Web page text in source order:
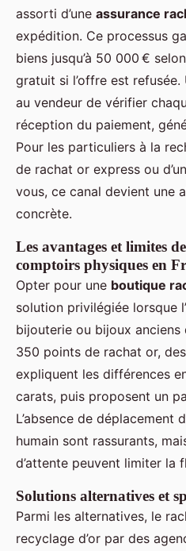
assorti d’une assurance
expédition. Ce processus
biens jusqu’à 50 000 €
gratuit si l’offre est
au vendeur de vérifier
réception du paiement,
Pour les particuliers à la
de rachat or express ou
vous, ce canal devient une
concrète.
Les avantages et limites
comptoirs physiques en
Opter pour une boutique
solution privilégiée lorsque
bijouterie ou bijoux
350 points de rachat or,
expliquent les différences
carats, puis proposent un
L’absence de déplacement
humain sont rassurants,
d’attente peuvent limiter la
Solutions alternatives et
Parmi les alternatives, le
recyclage d’or par des